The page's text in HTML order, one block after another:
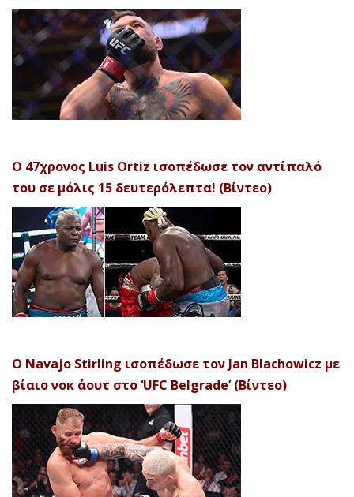
Ο 47χρονος Luis Ortiz ισοπέδωσε τον αντίπαλό
του σε μόλις 15 δευτερόλεπτα! (Βίντεο)
Ο Navajo Stirling ισοπέδωσε τον Jan Blachowicz με
βίαιο νοκ άουτ στο ‘UFC Belgrade’ (Βίντεο)